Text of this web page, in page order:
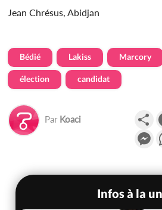
Jean Chrésus, Abidjan
Bédié Lakiss Marcory
élection candidat
Par Koaci
Infos à la